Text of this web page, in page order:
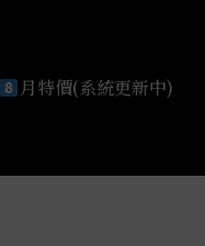
月特價(系統更新中)